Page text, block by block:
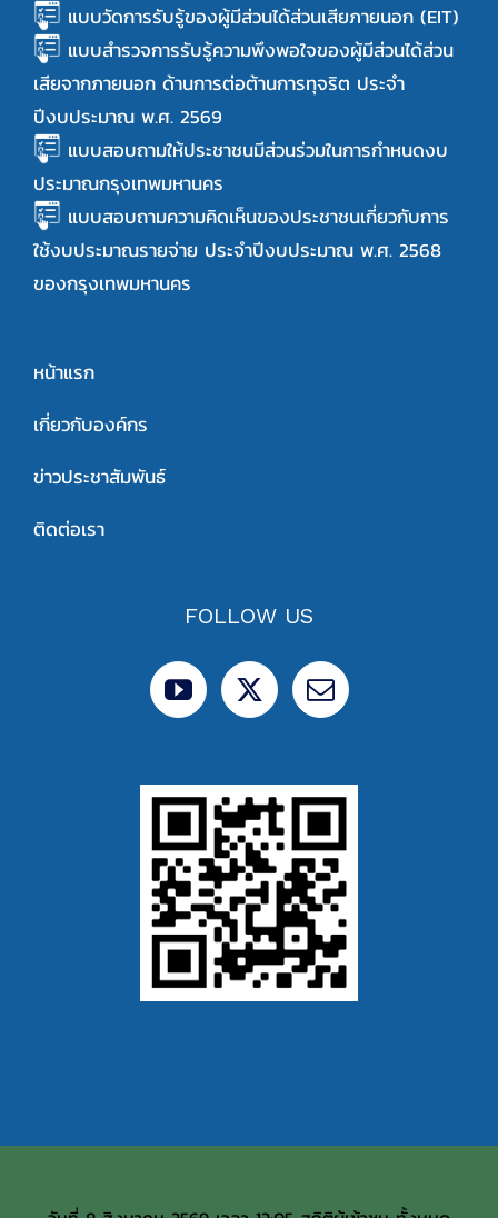
แบบวัดการรับรู้ของผู้มีส่วนได้ส่วนเสียภายนอก (EIT)
แบบสำรวจการรับรู้ความพึงพอใจของผู้มีส่วนได้ส่วน
เสียจากภายนอก ด้านการต่อต้านการทุจริต ประจำ
ปีงบประมาณ พ.ศ. 2569
แบบสอบถามให้ประชาชนมีส่วนร่วมในการกำหนดงบ
ประมาณกรุงเทพมหานคร
แบบสอบถามความคิดเห็นของประชาชนเกี่ยวกับการ
ใช้งบประมาณรายจ่าย ประจำปีงบประมาณ พ.ศ. 2568
ของกรุงเทพมหานคร
หน้าแรก
เกี่ยวกับองค์กร
ข่าวประชาสัมพันธ์
ติดต่อเรา
FOLLOW US